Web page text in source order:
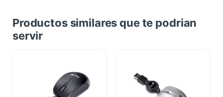
Productos similares que te podrian
servir